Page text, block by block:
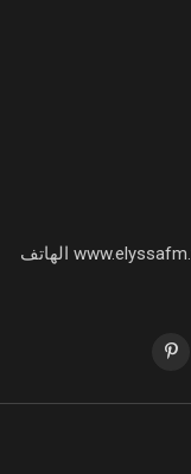
اذاعة عليسة "صوت الناس" تسمعونا على: www.elyssafm.tn الهاتف